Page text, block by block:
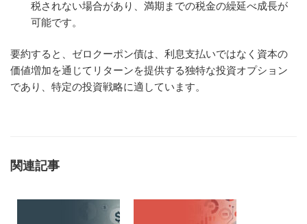
税されない場合があり、満期までの税金の繰延べ成長が
可能です。
要約すると、ゼロクーポン債は、利息支払いではなく資本の
価値増加を通じてリターンを提供する独特な投資オプション
であり、特定の投資戦略に適しています。
関連記事